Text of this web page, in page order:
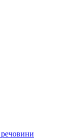
речовини